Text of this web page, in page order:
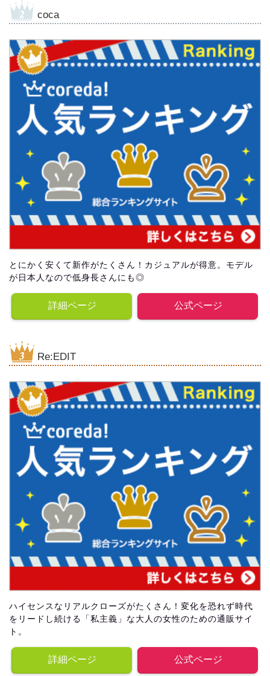
coca
とにかく安くて新作がたくさん！カジュアルが得意。モデル
が日本人なので低身長さんにも◎
詳細ページ 公式ページ
Re:EDIT
ハイセンスなリアルクローズがたくさん！変化を恐れず時代
をリードし続ける「私主義」な大人の女性のための通販サイ
ト。
詳細ページ 公式ページ